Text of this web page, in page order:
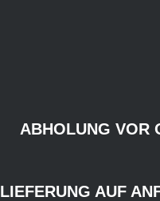
ABHOLUNG VOR
LIEFERUNG AUF